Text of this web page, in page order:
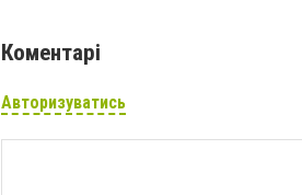
Коментарі
Авторизуватись